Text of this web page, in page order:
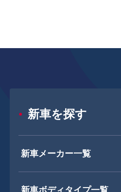
新車を探す
新車メーカー一覧
新車ボディタイプ一覧